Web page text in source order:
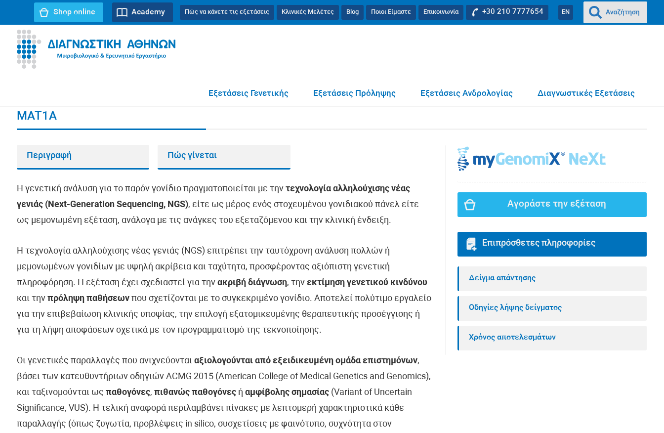
EN
+30 210 7777654
Επικοινωνία
Ποιοι Είμαστε
Blog
Κλινικές Μελέτες
Πώς να κάνετε τις εξετάσεις
Academy
Shop online
Διαγνωστικές Εξετάσεις
Εξετάσεις Ανδρολογίας
Εξετάσεις Πρόληψης
Εξετάσεις Γενετικής
MAT1A
Περιγραφή Πώς γίνεται
Η γενετική ανάλυση για το παρόν γονίδιο πραγματοποιείται με την τεχνολογία αλληλούχισης νέας
γενιάς (Next-Generation Sequencing, NGS), είτε ως μέρος ενός στοχευμένου γονιδιακού πάνελ είτε
ως μεμονωμένη εξέταση, ανάλογα με τις ανάγκες του εξεταζόμενου και την κλινική ένδειξη.
Η τεχνολογία αλληλούχισης νέας γενιάς (NGS) επιτρέπει την ταυτόχρονη ανάλυση πολλών ή
μεμονωμένων γονιδίων με υψηλή ακρίβεια και ταχύτητα, προσφέροντας αξιόπιστη γενετική
πληροφόρηση. Η εξέταση έχει σχεδιαστεί για την ακριβή διάγνωση, την εκτίμηση γενετικού κινδύνου
και την πρόληψη παθήσεωνπου σχετίζονται με το συγκεκριμένο γονίδιο. Αποτελεί πολύτιμο εργαλείο
για την επιβεβαίωση κλινικής υποψίας, την επιλογή εξατομικευμένης θεραπευτικής προσέγγισης ή
για τη λήψη αποφάσεων σχετικά με τον προγραμματισμό της τεκνοποίησης.
Οι γενετικές παραλλαγές που ανιχνεύονται αξιολογούνται από εξειδικευμένη ομάδα επιστημόνων,
βάσει των κατευθυντήριων οδηγιών ACMG 2015 (American College of Medical Genetics and Genomics),
και ταξινομούνται ως παθογόνες, πιθανώς παθογόνεςή αμφίβολης σημασίας(Variant of Uncertain
Significance, VUS). Η τελική αναφορά περιλαμβάνει πίνακες με λεπτομερή χαρακτηριστικά κάθε
παραλλαγής (όπως ζυγωτία, προβλέψεις in silico, συσχετίσεις με φαινότυπο, συχνότητα στον
Αγοράστε την εξέταση
Επιπρόσθετες πληροφορίες
Δείγμα απάντησης
Οδηγίες λήψης δείγματος
Χρόνος αποτελεσμάτων